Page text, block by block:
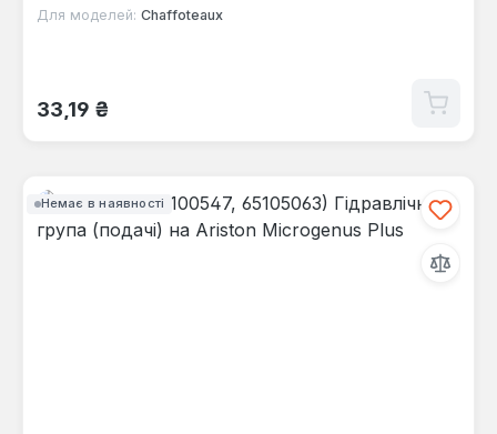
Для моделей: Chaffoteaux
Звичайна ціна:
33,19 ₴
Немає в наявності